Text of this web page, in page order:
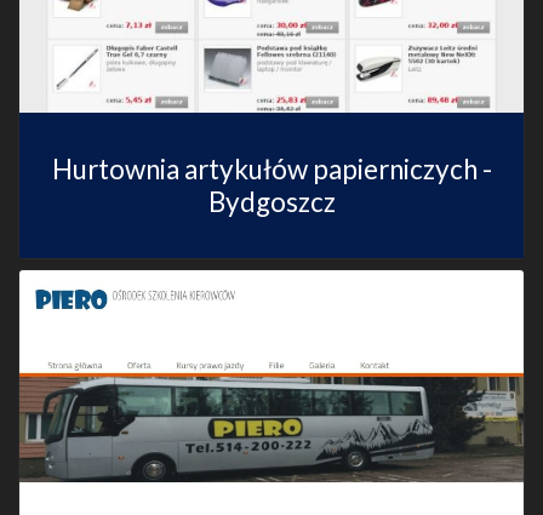
Hurtownia artykułów papierniczych -
Bydgoszcz